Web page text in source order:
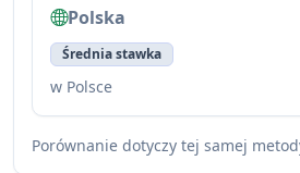
Polska
Średnia stawka
w Polsce
Porównanie dotyczy tej samej